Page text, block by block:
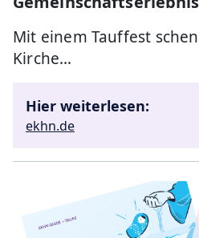
Mit einem Tauffest
Kirche…
Hier weiterlesen:
ekhn.de